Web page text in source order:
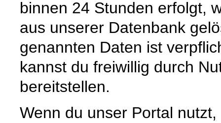
binnen 24 Stunden erfolgt,
aus unserer Datenbank
genannten Daten ist
kannst du freiwillig durch
bereitstellen.
Wenn du unser Portal